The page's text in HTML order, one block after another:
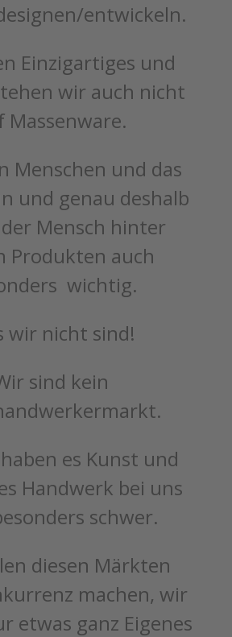
entwickeln.
Einzigartiges und
wir auch nicht
Massenware.
Menschen und das
und genau deshalb
Mensch hinter
Produkten auch
wichtig.
wir nicht sind!
sind kein
es Kunst und
Handwerk bei uns
schwer.
diesen Märkten
machen, wir
etwas ganz Eigenes